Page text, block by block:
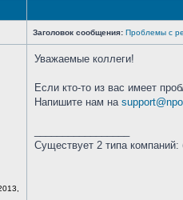
Заголовок сообщения: Проблемы с
Уважаемые коллеги!
Если кто-то из вас имеет
Напишите нам на
Существует 2 типа